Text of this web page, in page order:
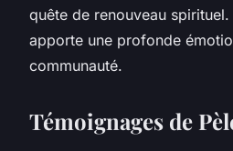
quête de renouveau
apporte une profonde
communauté.
Témoignages de